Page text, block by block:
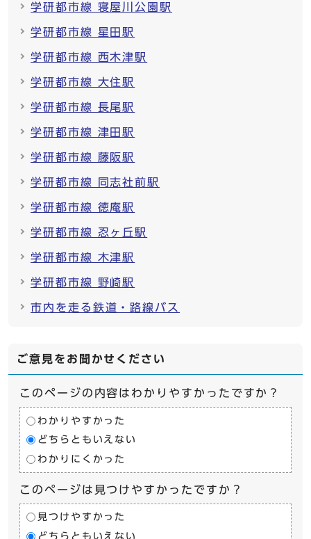
学研都市線 寝屋川公園駅
学研都市線 星田駅
学研都市線 西木津駅
学研都市線 大住駅
学研都市線 長尾駅
学研都市線 津田駅
学研都市線 藤阪駅
学研都市線 同志社前駅
学研都市線 徳庵駅
学研都市線 忍ヶ丘駅
学研都市線 木津駅
学研都市線 野崎駅
市内を走る鉄道・路線バス
ご意見をお聞かせください
このページの内容はわかりやすかったですか？
わかりやすかった
どちらともいえない
わかりにくかった
このページは見つけやすかったですか？
見つけやすかった
どちらともいえない